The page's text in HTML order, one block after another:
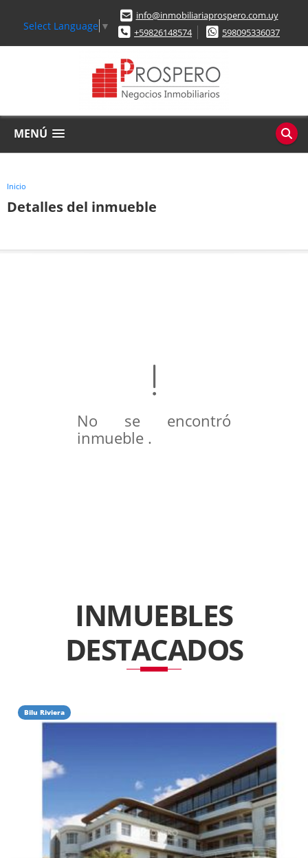
Select Language ▼
info@inmobiliariaprospero.com.uy
+59826148574
598095336037
MENÚ
Inicio
Detalles del inmueble
No se encontró
inmueble .
INMUEBLES
DESTACADOS
Bilu Riviera